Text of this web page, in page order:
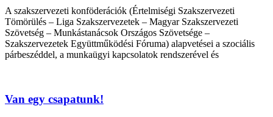
A szakszervezeti konföderációk (Értelmiségi Szakszervezeti
Tömörülés – Liga Szakszervezetek – Magyar Szakszervezeti
Szövetség – Munkástanácsok Országos Szövetsége –
Szakszervezetek Együttműködési Fóruma) alapvetései a szociális
párbeszéddel, a munkaügyi kapcsolatok rendszerével és
Van egy csapatunk!